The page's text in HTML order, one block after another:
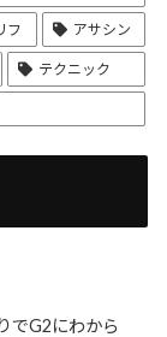
フ アサシン
テクニック
でG2にわから